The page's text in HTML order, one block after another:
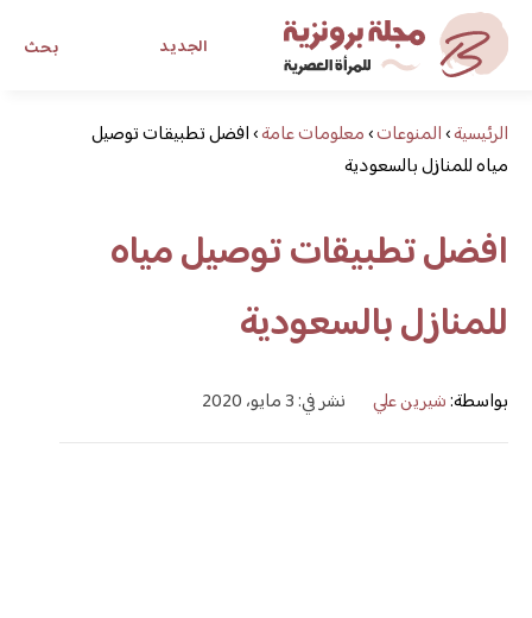
بحث الجديد
مجلة برونزية للفتاة العصريةالرئيسية›المنوعات›معلومات عامة›افضل تطبيقات توصيل
مياه للمنازل بالسعودية
افضل تطبيقات توصيل مياه
للمنازل بالسعودية
بواسطة:شيرين علي نشر في: 3 مايو، 2020